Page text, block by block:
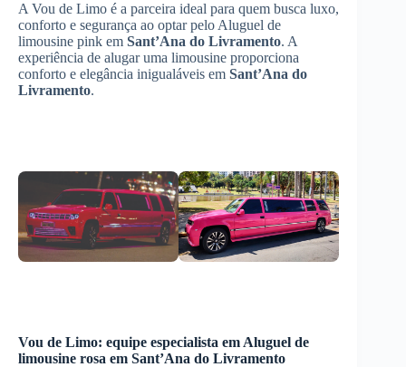
A Vou de Limo é a parceira ideal para quem busca luxo,
conforto e segurança ao optar pelo Aluguel de
limousine pink em Sant’Ana do Livramento. A
experiência de alugar uma limousine proporciona
conforto e elegância inigualáveis em Sant’Ana do
Livramento.
Vou de Limo: equipe especialista em Aluguel de
limousine rosa em Sant’Ana do Livramento